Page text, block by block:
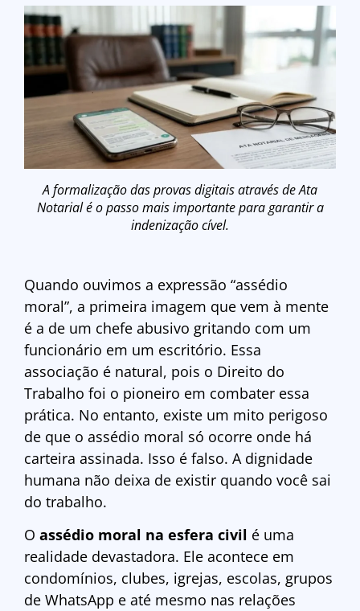
A formalização das provas digitais através de Ata
Notarial é o passo mais importante para garantir a
indenização cível.
Quando ouvimos a expressão “assédio
moral”, a primeira imagem que vem à mente
é a de um chefe abusivo gritando com um
funcionário em um escritório. Essa
associação é natural, pois o Direito do
Trabalho foi o pioneiro em combater essa
prática. No entanto, existe um mito perigoso
de que o assédio moral só ocorre onde há
carteira assinada. Isso é falso. A dignidade
humana não deixa de existir quando você sai
do trabalho.
O assédio moral na esfera civil é uma
realidade devastadora. Ele acontece em
condomínios, clubes, igrejas, escolas, grupos
de WhatsApp e até mesmo nas relações